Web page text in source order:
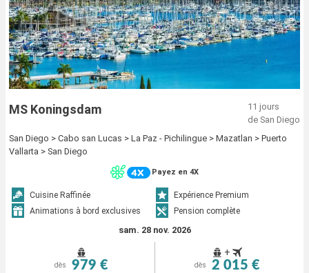
MS Koningsdam
11 jours
de San Diego
San Diego > Cabo san Lucas > La Paz - Pichilingue > Mazatlan > Puerto
Vallarta > San Diego
Payez en 4X
Cuisine Raffinée
Expérience Premium
Animations à bord exclusives
Pension complète
sam. 28 nov. 2026
dès 979 €
+
dès 2 015 €